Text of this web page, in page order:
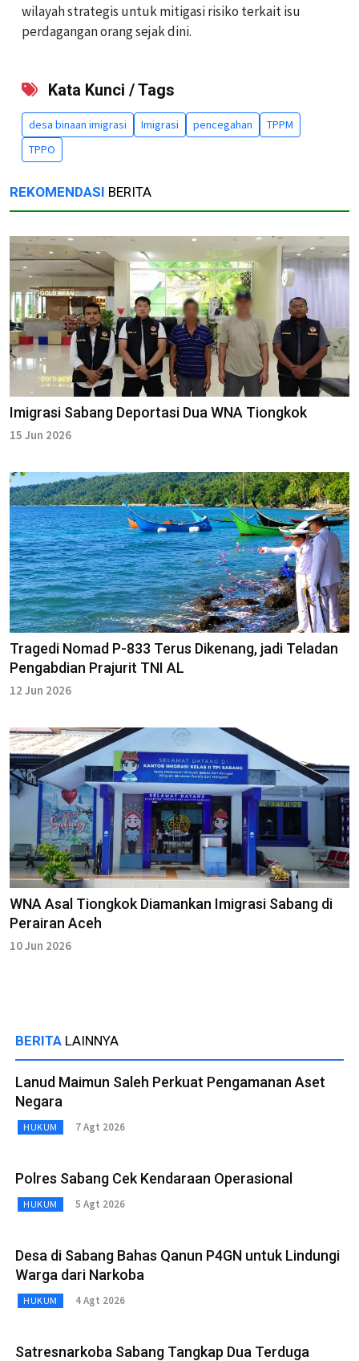
wilayah strategis untuk mitigasi risiko terkait isu
perdagangan orang sejak dini.
Kata Kunci / Tags
desa binaan imigrasi Imigrasi pencegahan
TPPM
TPPO
REKOMENDASI BERITA
Imigrasi Sabang Deportasi Dua WNA Tiongkok
15 Jun 2026
Tragedi Nomad P-833 Terus Dikenang, jadi Teladan
Pengabdian Prajurit TNI AL
12 Jun 2026
WNA Asal Tiongkok Diamankan Imigrasi Sabang di
Perairan Aceh
10 Jun 2026
BERITA LAINNYA
Lanud Maimun Saleh Perkuat Pengamanan Aset
Negara
HUKUM 7 Agt 2026
Polres Sabang Cek Kendaraan Operasional
HUKUM 5 Agt 2026
Desa di Sabang Bahas Qanun P4GN untuk Lindungi
Warga dari Narkoba
HUKUM 4 Agt 2026
Satresnarkoba Sabang Tangkap Dua Terduga